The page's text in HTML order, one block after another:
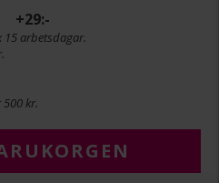
+29:-
15 arbetsdagar.
500 kr.